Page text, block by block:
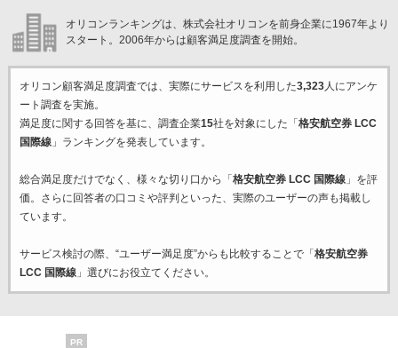
オリコンランキングは、株式会社オリコンを前身企業に1967年より
スタート。2006年からは顧客満足度調査を開始。
オリコン顧客満足度調査では、実際にサービスを利用した3,323人にアンケ
ート調査を実施。
満足度に関する回答を基に、調査企業15社を対象にした「格安航空券 LCC
国際線」ランキングを発表しています。
総合満足度だけでなく、様々な切り口から「格安航空券 LCC 国際線」を評
価。さらに回答者の口コミや評判といった、実際のユーザーの声も掲載し
ています。
サービス検討の際、“ユーザー満足度”からも比較することで「格安航空券
LCC 国際線」選びにお役立てください。
PR